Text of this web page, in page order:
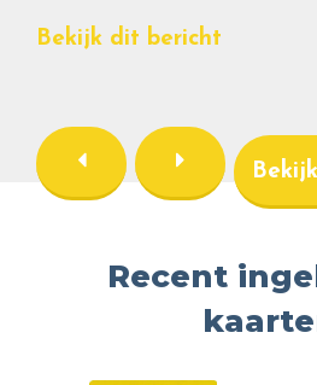
Bekijk dit bericht
Recent